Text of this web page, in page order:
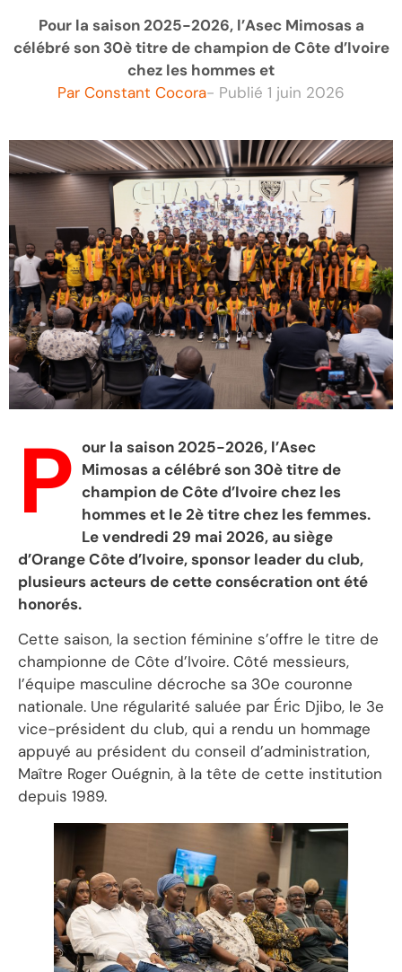
Pour la saison 2025-2026, l’Asec Mimosas a
célébré son 30è titre de champion de Côte d’Ivoire
chez les hommes et
Par Constant Cocora- Publié 1 juin 2026
P our la saison 2025-2026, l’Asec
Mimosas a célébré son 30è titre de
champion de Côte d’Ivoire chez les
hommes et le 2è titre chez les femmes.
Le vendredi 29 mai 2026, au siège
d’Orange Côte d’Ivoire, sponsor leader du club,
plusieurs acteurs de cette consécration ont été
honorés.
Cette saison, la section féminine s’offre le titre de
championne de Côte d’Ivoire. Côté messieurs,
l’équipe masculine décroche sa 30e couronne
nationale. Une régularité saluée par Éric Djibo, le 3e
vice-président du club, qui a rendu un hommage
appuyé au président du conseil d’administration,
Maître Roger Ouégnin, à la tête de cette institution
depuis 1989.